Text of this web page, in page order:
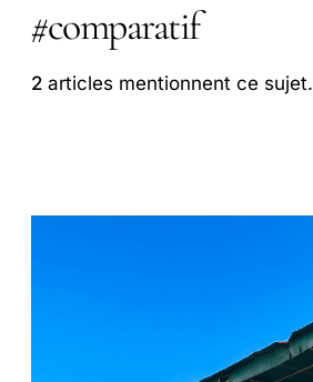
#comparatif
2 articles mentionnent ce sujet.